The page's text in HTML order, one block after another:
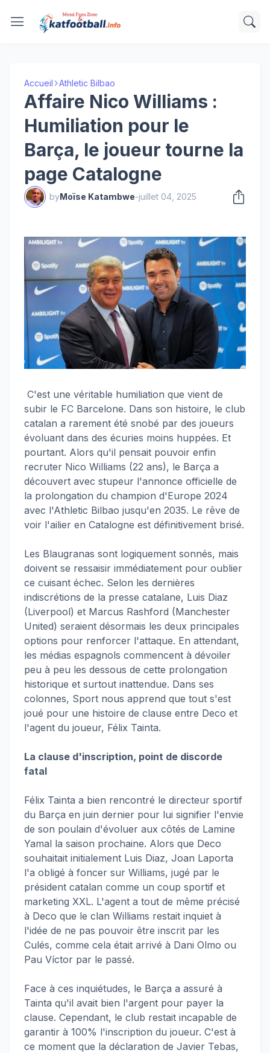
Accueil Athletic Bilbao
Affaire Nico Williams :
Humiliation pour le
Barça, le joueur tourne la
page Catalogne
byMoïse Katambwe-juillet 04, 2025
C'est une véritable humiliation que vient de
subir le FC Barcelone. Dans son histoire, le club
catalan a rarement été snobé par des joueurs
évoluant dans des écuries moins huppées. Et
pourtant. Alors qu'il pensait pouvoir enfin
recruter Nico Williams (22 ans), le Barça a
découvert avec stupeur l'annonce officielle de
la prolongation du champion d'Europe 2024
avec l'Athletic Bilbao jusqu'en 2035. Le rêve de
voir l'ailier en Catalogne est définitivement brisé.
Les Blaugranas sont logiquement sonnés, mais
doivent se ressaisir immédiatement pour oublier
ce cuisant échec. Selon les dernières
indiscrétions de la presse catalane, Luis Diaz
(Liverpool) et Marcus Rashford (Manchester
United) seraient désormais les deux principales
options pour renforcer l'attaque. En attendant,
les médias espagnols commencent à dévoiler
peu à peu les dessous de cette prolongation
historique et surtout inattendue. Dans ses
colonnes, Sport nous apprend que tout s'est
joué pour une histoire de clause entre Deco et
l'agent du joueur, Félix Tainta.
La clause d'inscription, point de discorde
fatal
Félix Tainta a bien rencontré le directeur sportif
du Barça en juin dernier pour lui signifier l'envie
de son poulain d'évoluer aux côtés de Lamine
Yamal la saison prochaine. Alors que Deco
souhaitait initialement Luis Diaz, Joan Laporta
l'a obligé à foncer sur Williams, jugé par le
président catalan comme un coup sportif et
marketing XXL. L'agent a tout de même précisé
à Deco que le clan Williams restait inquiet à
l'idée de ne pas pouvoir être inscrit par les
Culés, comme cela était arrivé à Dani Olmo ou
Pau Víctor par le passé.
Face à ces inquiétudes, le Barça a assuré à
Tainta qu'il avait bien l'argent pour payer la
clause. Cependant, le club restait incapable de
garantir à 100% l'inscription du joueur. C'est à
ce moment que la déclaration de Javier Tebas,